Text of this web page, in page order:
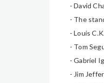
- David
- The
- Louis
- Tom
- Gabriel
- Jim